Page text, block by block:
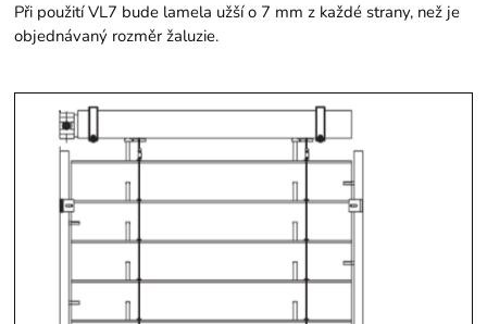
Při použití VL7 bude lamela užší o 7 mm z každé strany, než je
objednávaný rozměr žaluzie.